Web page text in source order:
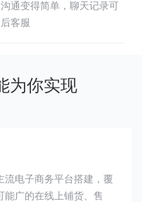
通变得简单，聊天记录可
客服
为你实现
流电子商务平台搭建，覆
能广的在线上铺货、售